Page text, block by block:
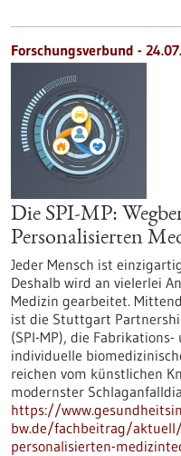
Forschungsverbund -
Die SPI-MP:
Personalisierten
Jeder Mensch ist
Deshalb wird an vielerlei
Medizin gearbeitet.
ist die Stuttgart
(SPI-MP), die
individuelle
reichen vom künstlichen
modernster
https://
bw.de/fachbeitrag/
personalisierten-